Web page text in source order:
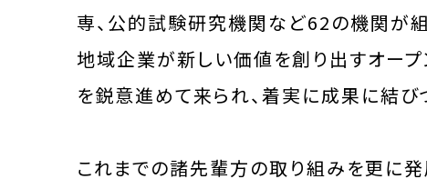
専、公的試験研究機関など62の機関が
地域企業が新しい価値を創り出すオー
を鋭意進めて来られ、着実に成果に結び
これまでの諸先輩方の取り組みを更に